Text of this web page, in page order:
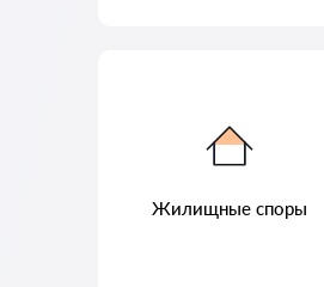
Жилищные споры